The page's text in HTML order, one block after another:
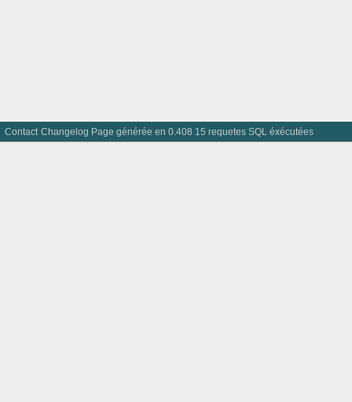
Contact Changelog Page générée en 0.408 15 requetes SQL éxécutées